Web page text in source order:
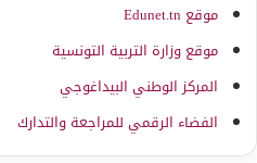
موقع Edunet.tn
موقع وزارة التربية التونسية
المركز الوطني البيداغوجي
الفضاء الرقمي للمراجعة والتدارك